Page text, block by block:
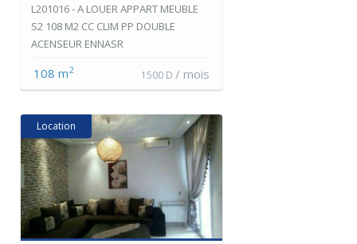
L201016 - A LOUER APPART MEUBLE
S2 108 M2 CC CLIM PP DOUBLE
ACENSEUR ENNASR
108 m2 1500 D / mois
Location